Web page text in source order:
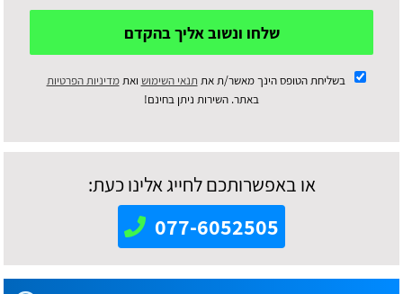
שלחו ונשוב אליך בהקדם
בשליחת הטופס הינך מאשר/ת את תנאי השימוש ואתמדיניות הפרטיות
באתר. השירות ניתן בחינם!
או באפשרותכם לחייג אלינו כעת:
077-6052505